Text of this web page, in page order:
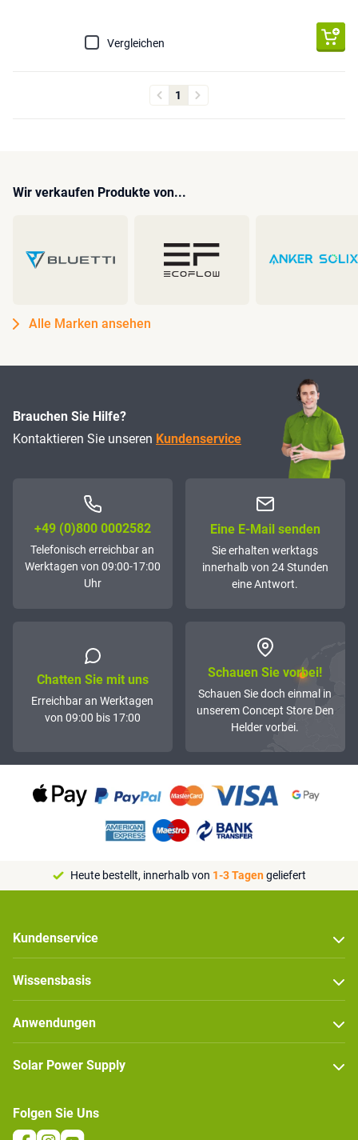
Vergleichen
1
Wir verkaufen Produkte von...
Alle Marken ansehen
Brauchen Sie Hilfe?
Kontaktieren Sie unseren Kundenservice
+49 (0)800 0002582
Telefonisch erreichbar an
Werktagen von 09:00-17:00
Uhr
Eine E-Mail senden
Sie erhalten werktags
innerhalb von 24 Stunden
eine Antwort.
Chatten Sie mit uns
Erreichbar an Werktagen
von 09:00 bis 17:00
Schauen Sie vorbei!
Schauen Sie doch einmal in
unserem Concept Store Den
Helder vorbei.
Heute bestellt, innerhalb von 1-3 Tagengeliefert
Kundenservice
Wissensbasis
Anwendungen
Solar Power Supply
Folgen Sie Uns